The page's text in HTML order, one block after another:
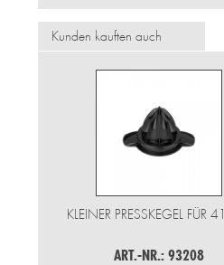
Kunden kauften auch
KLEINER PRESSKEGEL FÜR
ART.-NR.: 93208